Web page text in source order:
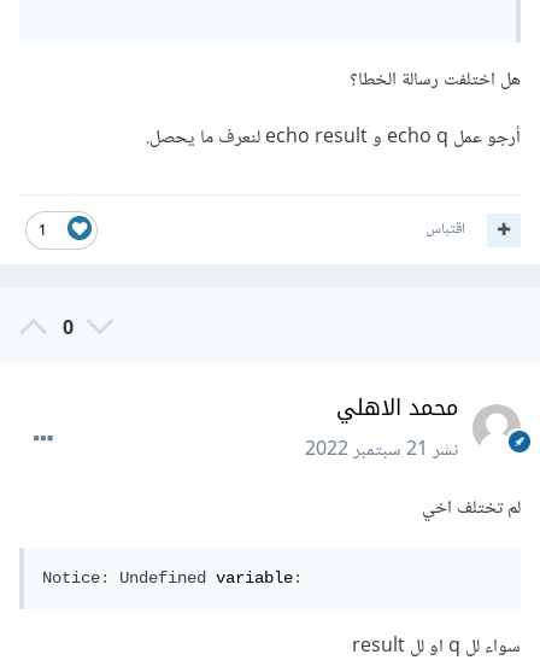
هل اختلفت رسالة الخطا؟
أرجو عمل echo q و echo result لنعرف ما يحصل.
1 اقتباس
0
محمد الاهلي
نشر21 سبتمبر 2022
لم تختلف اخي
Notice: Undefined variable:
سواء لل q او لل result